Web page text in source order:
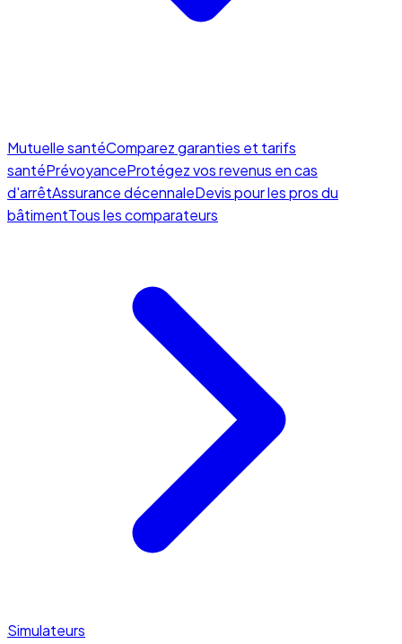
Mutuelle santéComparez garanties et tarifs
santéPrévoyanceProtégez vos revenus en cas
d'arrêtAssurance décennaleDevis pour les pros du
bâtimentTous les comparateurs
Simulateurs